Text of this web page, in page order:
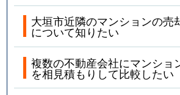
大垣市近隣のマンションの売
について知りたい
複数の不動産会社にマンショ
を相見積もりして比較したい